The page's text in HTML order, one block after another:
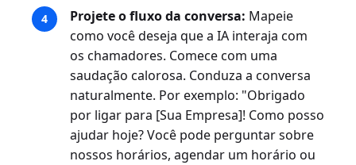
Projete o fluxo da conversa: Mapeie
como você deseja que a IA interaja com
os chamadores. Comece com uma
saudação calorosa. Conduza a conversa
naturalmente. Por exemplo: "Obrigado
por ligar para [Sua Empresa]! Como posso
ajudar hoje? Você pode perguntar sobre
nossos horários, agendar um horário ou